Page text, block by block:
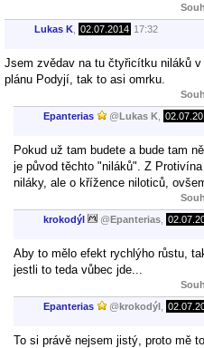
Lukas K 02.07.2014 17:32
Jsem zvědav na tu čtyřicítku niláků
plánu Podyjí, tak to asi omrku.
Epanterias @ Lukas K
Pokud už tam budete a bude tam
je původ těchto "niláků". Z
niláky, ale o křížence niloticů,
krokodýl @ Epanterias
Aby to mělo efekt rychlýho růstu,
jestli to teda vůbec jde...
Epanterias @ krokodýl
To si právě nejsem jistý, proto mě